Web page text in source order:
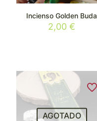
Incienso Golden Buda
2,00€
AGOTADO